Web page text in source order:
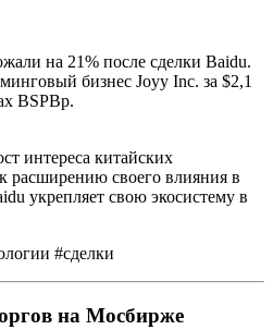
на 21% после сделки Baidu.
бизнес Joyy Inc. за $2,1
BSPBp.
интереса китайских
расширению своего влияния в
укрепляет свою экосистему в
#сделки
на Мосбирже